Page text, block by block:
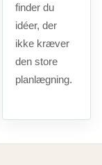
finder du
idéer, der
ikke kræver
den store
planlægning.